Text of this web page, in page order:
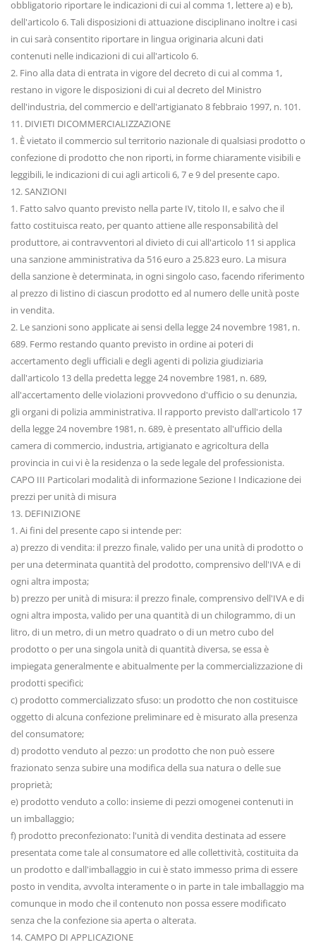
obbligatorio riportare le indicazioni di cui al comma 1, lettere a) e b),
dell'articolo 6. Tali disposizioni di attuazione disciplinano inoltre i casi
in cui sarà consentito riportare in lingua originaria alcuni dati
contenuti nelle indicazioni di cui all'articolo 6.
2. Fino alla data di entrata in vigore del decreto di cui al comma 1,
restano in vigore le disposizioni di cui al decreto del Ministro
dell'industria, del commercio e dell'artigianato 8 febbraio 1997, n. 101.
11. DIVIETI DICOMMERCIALIZZAZIONE
1. È vietato il commercio sul territorio nazionale di qualsiasi prodotto o
confezione di prodotto che non riporti, in forme chiaramente visibili e
leggibili, le indicazioni di cui agli articoli 6, 7 e 9 del presente capo.
12. SANZIONI
1. Fatto salvo quanto previsto nella parte IV, titolo II, e salvo che il
fatto costituisca reato, per quanto attiene alle responsabilità del
produttore, ai contravventori al divieto di cui all'articolo 11 si applica
una sanzione amministrativa da 516 euro a 25.823 euro. La misura
della sanzione è determinata, in ogni singolo caso, facendo riferimento
al prezzo di listino di ciascun prodotto ed al numero delle unità poste
in vendita.
2. Le sanzioni sono applicate ai sensi della legge 24 novembre 1981, n.
689. Fermo restando quanto previsto in ordine ai poteri di
accertamento degli ufficiali e degli agenti di polizia giudiziaria
dall'articolo 13 della predetta legge 24 novembre 1981, n. 689,
all'accertamento delle violazioni provvedono d'ufficio o su denunzia,
gli organi di polizia amministrativa. Il rapporto previsto dall'articolo 17
della legge 24 novembre 1981, n. 689, è presentato all'ufficio della
camera di commercio, industria, artigianato e agricoltura della
provincia in cui vi è la residenza o la sede legale del professionista.
CAPO III Particolari modalità di informazione Sezione I Indicazione dei
prezzi per unità di misura
13. DEFINIZIONE
1. Ai fini del presente capo si intende per:
a) prezzo di vendita: il prezzo finale, valido per una unità di prodotto o
per una determinata quantità del prodotto, comprensivo dell'IVA e di
ogni altra imposta;
b) prezzo per unità di misura: il prezzo finale, comprensivo dell'IVA e di
ogni altra imposta, valido per una quantità di un chilogrammo, di un
litro, di un metro, di un metro quadrato o di un metro cubo del
prodotto o per una singola unità di quantità diversa, se essa è
impiegata generalmente e abitualmente per la commercializzazione di
prodotti specifici;
c) prodotto commercializzato sfuso: un prodotto che non costituisce
oggetto di alcuna confezione preliminare ed è misurato alla presenza
del consumatore;
d) prodotto venduto al pezzo: un prodotto che non può essere
frazionato senza subire una modifica della sua natura o delle sue
proprietà;
e) prodotto venduto a collo: insieme di pezzi omogenei contenuti in
un imballaggio;
f) prodotto preconfezionato: l'unità di vendita destinata ad essere
presentata come tale al consumatore ed alle collettività, costituita da
un prodotto e dall'imballaggio in cui è stato immesso prima di essere
posto in vendita, avvolta interamente o in parte in tale imballaggio ma
comunque in modo che il contenuto non possa essere modificato
senza che la confezione sia aperta o alterata.
14. CAMPO DI APPLICAZIONE